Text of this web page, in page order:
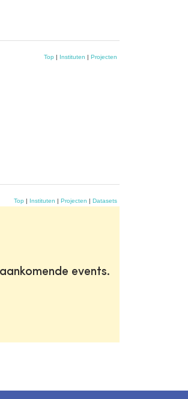
Top | Instituten | Projecten
Top | Instituten | Projecten | Datasets
events.